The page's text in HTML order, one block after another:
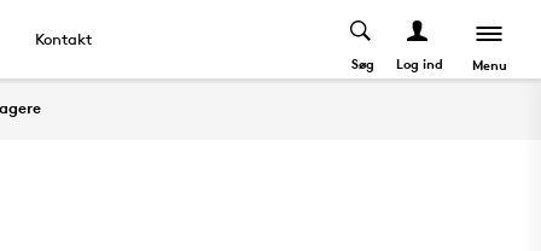
Kontakt
Søg Log ind Menu